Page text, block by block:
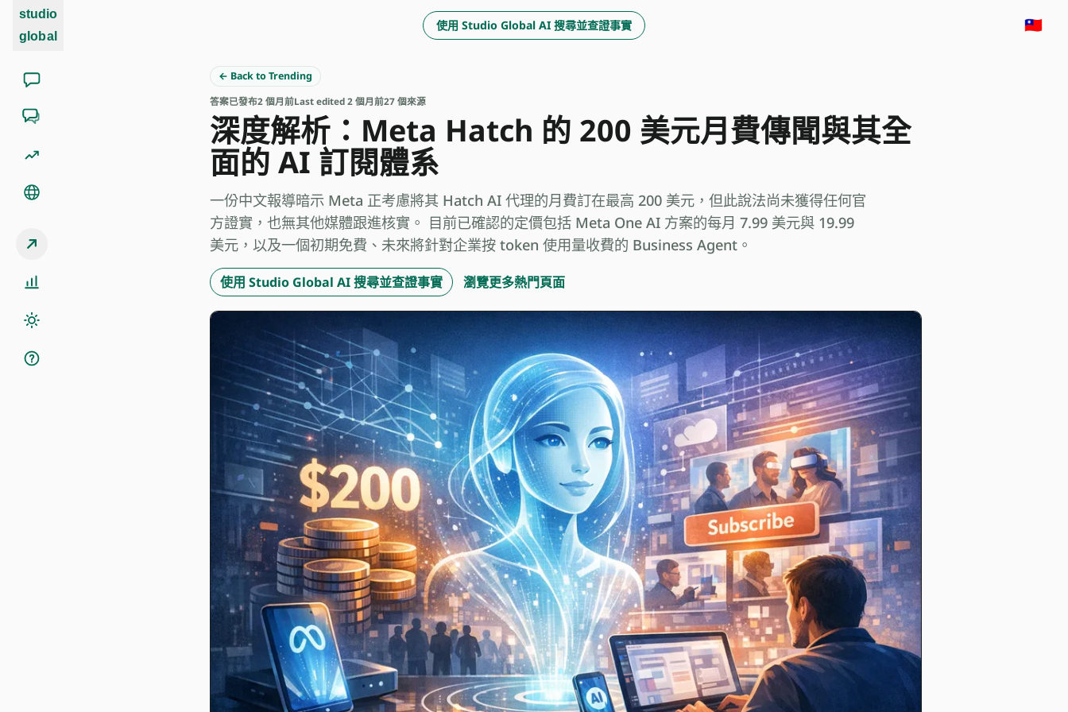
studio
global
使用 Studio Global AI 搜尋並查證事實 🇹🇼
← Back to Trending
答案已發布2 個月前Last edited 2 個月前27 個來源
深度解析：Meta Hatch 的 200 美元月費傳聞與其全
面的 AI 訂閱體系
一份中文報導暗示 Meta 正考慮將其 Hatch AI 代理的月費訂在最高 200 美元，但此說法尚未獲得任何官
方證實，也無其他媒體跟進核實。 目前已確認的定價包括 Meta One AI 方案的每月 7.99 美元與 19.99
美元，以及一個初期免費、未來將針對企業按 token 使用量收費的 Business Agent。
使用 Studio Global AI 搜尋並查證事實 瀏覽更多熱門頁面